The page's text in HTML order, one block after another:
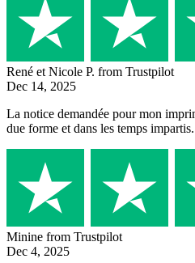
René et Nicole P. from Trustpilot
Dec 14, 2025
La notice demandée pour mon
due forme et dans les temps
Minine from Trustpilot
Dec 4, 2025